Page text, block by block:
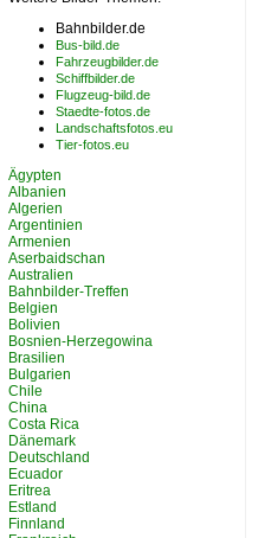
Bahnbilder.de
Bus-bild.de
Fahrzeugbilder.de
Schiffbilder.de
Flugzeug-bild.de
Staedte-fotos.de
Landschaftsfotos.eu
Tier-fotos.eu
Ägypten
Albanien
Algerien
Argentinien
Armenien
Aserbaidschan
Australien
Bahnbilder-Treffen
Belgien
Bolivien
Bosnien-Herzegowina
Brasilien
Bulgarien
Chile
China
Costa Rica
Dänemark
Deutschland
Ecuador
Eritrea
Estland
Finnland